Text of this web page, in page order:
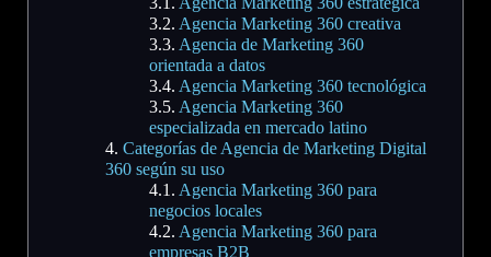
Agencia Marketing 360 creativa
Agencia de Marketing 360
orientada a datos
Agencia Marketing 360 tecnológica
Agencia Marketing 360
especializada en mercado latino
Categorías de Agencia de Marketing Digital
360 según su uso
Agencia Marketing 360 para
negocios locales
Agencia Marketing 360 para
empresas B2B